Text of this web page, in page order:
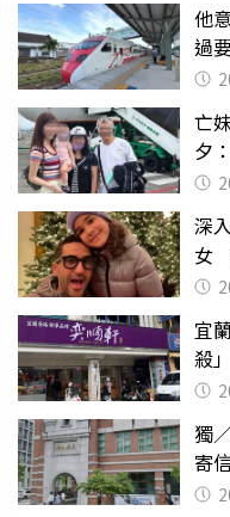
他
過
亡
夕
深
女
宜
殺
獨
寄
關